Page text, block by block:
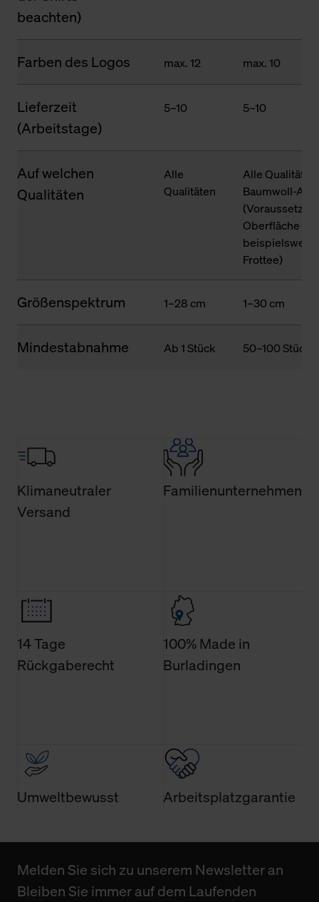
beachten)
Farben des Logos max. 12 max. 10
Lieferzeit
(Arbeitstage)
5–10 5–10
Auf welchen
Qualitäten
Alle
Qualitäten
Alle
Baumwoll-
Oberfläche
Frottee)
Größenspektrum 1–28 cm 1–30 cm
Mindestabnahme Ab 1 Stück 50–100 Stück
Klimaneutraler
Versand
Familienunternehmen
14 Tage
Rückgaberecht
100% Made in
Burladingen
Umweltbewusst Arbeitsplatzgarantie
Melden Sie sich zu unserem Newsletter an
Bleiben Sie immer auf dem Laufenden